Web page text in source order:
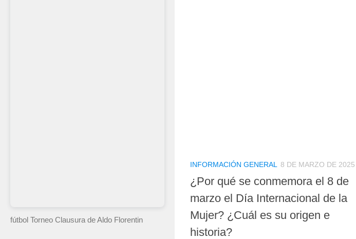
INFORMACIÓN GENERAL 8 DE MARZO DE 2025
¿Por qué se conmemora el 8 de
marzo el Día Internacional de la
Mujer? ¿Cuál es su origen e
historia?
fútbol Torneo Clausurade Aldo Florentin